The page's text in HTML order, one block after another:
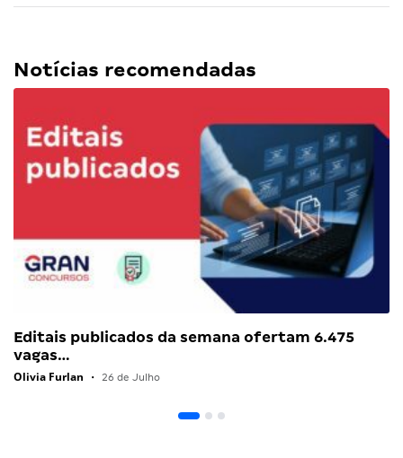
Notícias recomendadas
Editais publicados da semana ofertam 6.475
vagas…
Olivia Furlan • 26 de Julho